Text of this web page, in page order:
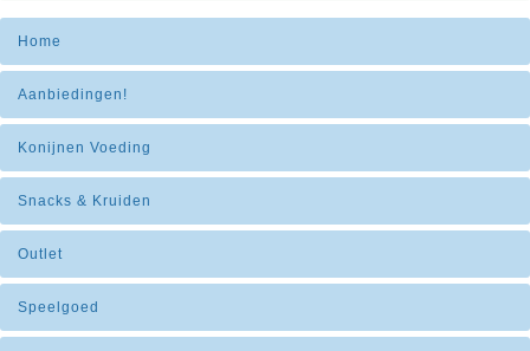
Home
Aanbiedingen!
Konijnen Voeding
Snacks & Kruiden
Outlet
Speelgoed